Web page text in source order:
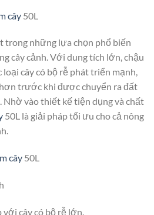
cây 50L
trong những lựa chọn phổ biến
cây cảnh. Với dung tích lớn, chậu
loại cây có bộ rễ phát triển mạnh,
trước khi được chuyển ra đất
vào thiết kế tiện dụng và chất
50L là giải pháp tối ưu cho cả nông
cây 50L
cây có bộ rễ lớn.